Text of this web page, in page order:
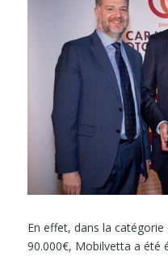
En effet, dans la
90.000€, Mobilvetta a été